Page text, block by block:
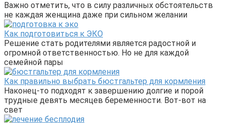
Важно отметить, что в силу различных обстоятельств
не каждая женщина даже при сильном желании
Как подготовиться к ЭКО
Решение стать родителями является радостной и
огромной ответственностью. Но не для каждой
семейной пары
Как правильно выбрать бюстгальтер для кормления
Наконец-то подходят к завершению долгие и порой
трудные девять месяцев беременности. Вот-вот на
свет